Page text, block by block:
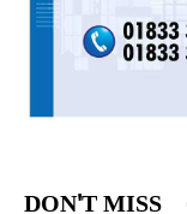
DON'T MISS